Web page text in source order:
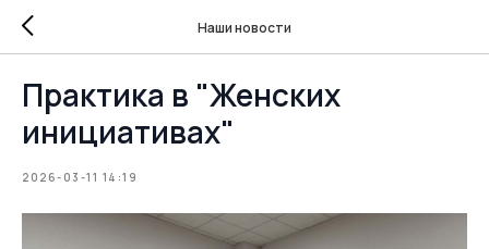
Наши новости
Практика в "Женских
инициативах"
2026-03-11 14:19